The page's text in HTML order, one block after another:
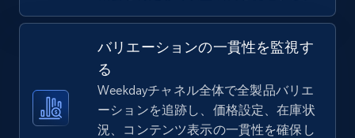
TikTok Shop
URL, Title, Available, Description, Currency, Initial
price, Final price, Discount percent, and more.
5.4K+ 668+ 今すぐ始める
バリエーションの一貫性を監視す
る
Weekdayチャネル全体で全製品バリエ
ーションを追跡し、価格設定、在庫状
況、コンテンツ表示の一貫性を確保し